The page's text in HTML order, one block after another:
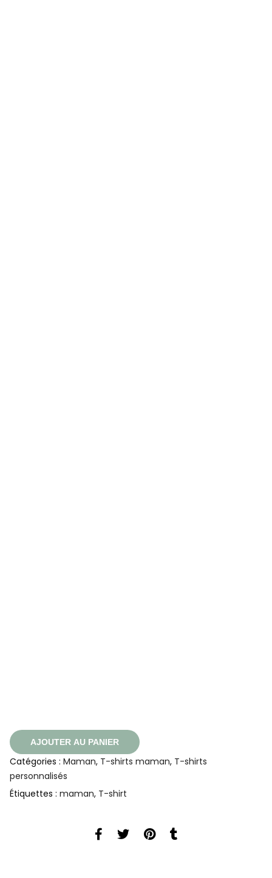
AJOUTER AU PANIER
Catégories : Maman, T-shirts maman, T-shirts
personnalisés
Étiquettes : maman, T-shirt